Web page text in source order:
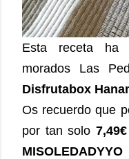
Esta receta ha
morados Las
Disfrutabox
Os recuerdo que
por tan solo
MISOLEDADYYO